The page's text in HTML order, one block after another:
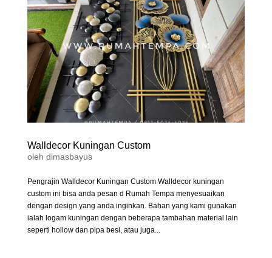
Walldecor Kuningan Custom
oleh dimasbayus
Pengrajin Walldecor Kuningan Custom Walldecor kuningan
custom ini bisa anda pesan d Rumah Tempa menyesuaikan
dengan design yang anda inginkan. Bahan yang kami gunakan
ialah logam kuningan dengan beberapa tambahan material lain
seperti hollow dan pipa besi, atau juga...